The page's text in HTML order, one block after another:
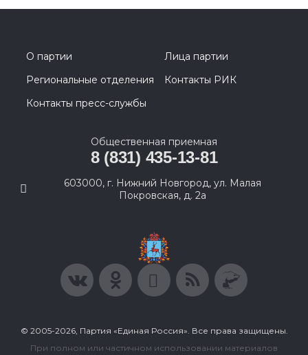
О партии
Лица партии
Региональные отделения
Контакты РИК
Контакты пресс-службы
Общественная приемная
8 (831) 435-13-81
603000, г. Нижний Новгород, ул. Малая
Покровская, д. 2а
© 2005-2026, Партия «Единая Россия». Все права защищены.
При полном или частичном использовании материалов